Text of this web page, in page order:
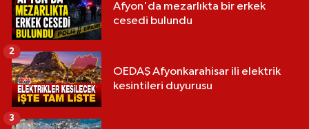
Afyon'da mezarlıkta bir erkek
cesedi bulundu
OEDAŞ Afyonkarahisar ili elektrik
kesintileri duyurusu
2
3